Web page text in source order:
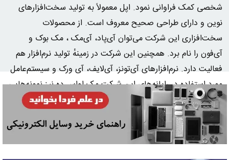
شخصی کمک فراوانی نمود. اپل معمولاً به تولید سخت‌افزارهای
نوین و دارای طراحی صحیح معروف است. از محصولات
سخت‌افزاری این شرکت می‌توان آی‌پاد، آی‌مک ، مک بوک و
آی‌فون را نام برد. همچنین این شرکت در زمینهٔ تولید نرم‌افزار هم
فعالیت دارد. نرم‌افزارهای آی‌تونز، آی‌لایف، آی ورک و سیستم‌عامل
مورد استفاده در رایانه‌های این شرکت مک اواس ده نیز نمونه‌هایی
از فعالیت نرم‌افزاری این شرکت هستند.